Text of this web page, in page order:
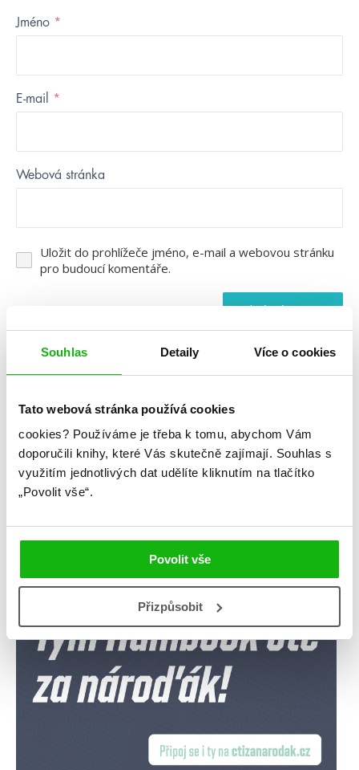
Souhlas Detaily Více o cookies
Tato webová stránka používá cookies
cookies? Používáme je třeba k tomu, abychom Vám
doporučili knihy, které Vás skutečně zajímají. Souhlas s
využitím jednotlivých dat udělíte kliknutím na tlačítko
„Povolit vše“.
Povolit vše
Přizpůsobit
Jméno *
E-mail *
Webová stránka
Uložit do prohlížeče jméno, e-mail a webovou stránku
pro budoucí komentáře.
Kategorie
blog citáty
rozhovory stahuj storki